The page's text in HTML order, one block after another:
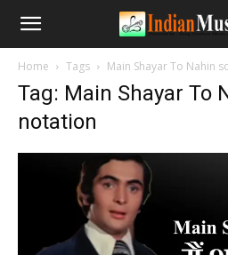
Home Tags Main Shayar To Nahin
Tag: Main Shayar To
notation